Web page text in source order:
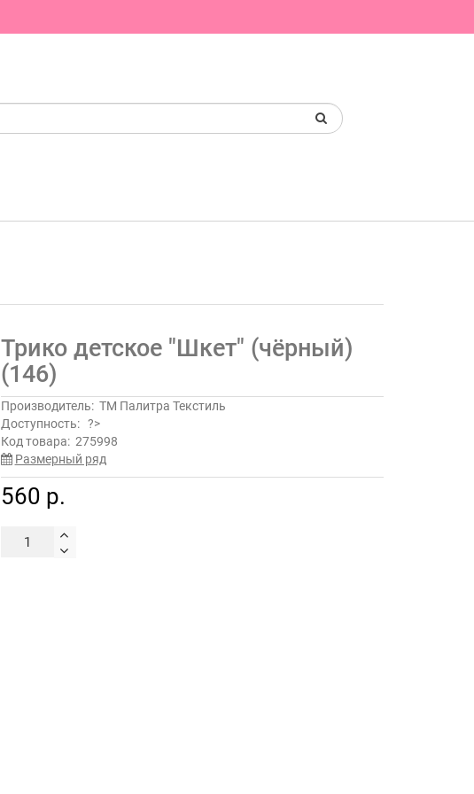
Трико детское "Шкет" (чёрный)
(146)
Производитель: ТМ Палитра Текстиль
Доступность: ?>
Код товара: 275998
Размерный ряд
560 р.